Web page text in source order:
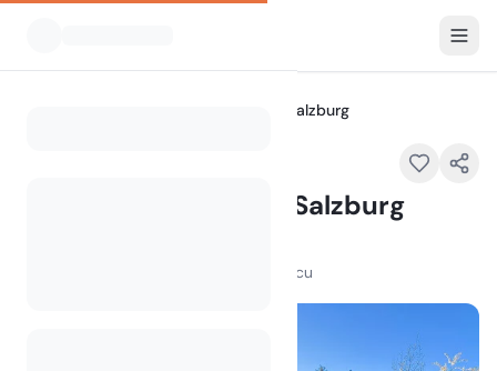
Camping Nord-Sam, Salzburg
Camping Nord-Sam, Salzburg
ogledov v zadnjem mesecu